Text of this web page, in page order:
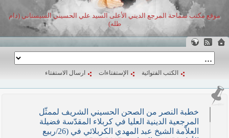
موقع مكتب سماحة المرجع الديني الأعلى السيد علي الحسيني السيستاني (دام
ظله)
الكتب الفتوائية الإستفتاءات ارسال الاستفتاء
خطبة النصر من الصحن الحسيني الشريف لممثّل
المرجعية الدينية العليا في كربلاء المقدّسة فضيلة
العلاّمة الشيخ عبد المهدي الكربلائي في (26/ربيع